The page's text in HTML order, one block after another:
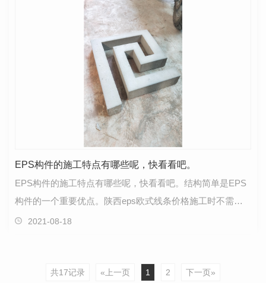
EPS构件的施工特点有哪些呢，快看看吧。
EPS构件的施工特点有哪些呢，快看看吧。结构简单是EPS
构件的一个重要优点。陕西eps欧式线条价格施工时不需要
预埋件和铆接扣件，采用专用粘结砂浆直接粘结在墙基上…
2021-08-18
共17记录 «上一页 1 2 下一页»